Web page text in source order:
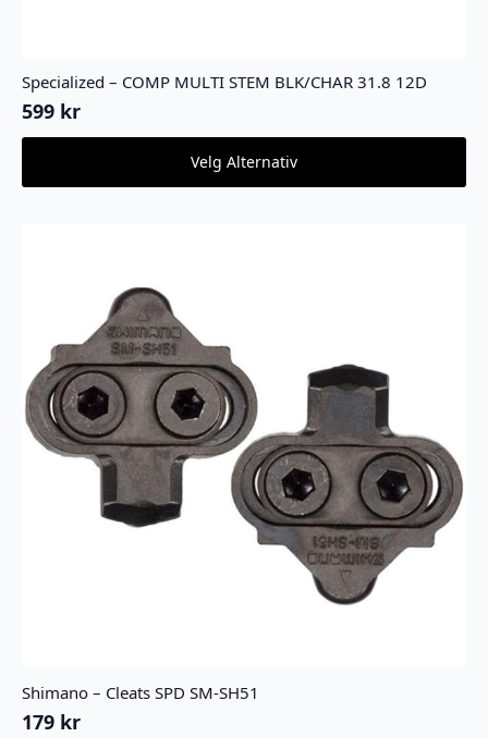
Specialized – COMP MULTI STEM BLK/CHAR 31.8 12D
599 kr
Velg Alternativ
har
produktsiden
Shimano – Cleats SPD SM-SH51
179 kr